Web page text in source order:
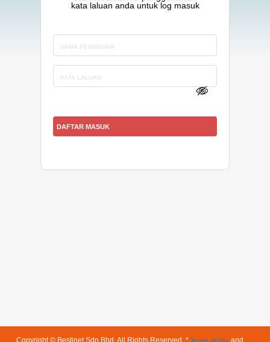
kata laluan anda untuk log masuk
Copyright © Bestinet Sdn.Bhd. All Rights Reserved. * Terms of Useand